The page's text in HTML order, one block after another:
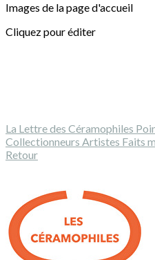
Images de la page d'accueil
Cliquez pour éditer
La Lettre des Céramophiles
Collectionneurs Artistes Faits
Retour